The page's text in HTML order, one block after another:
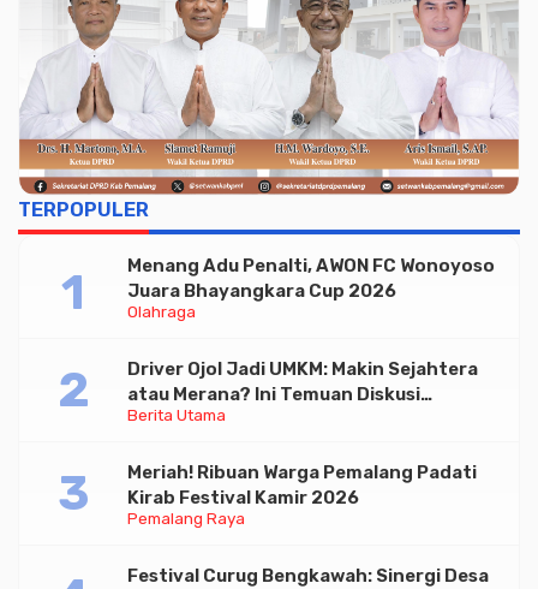
TERPOPULER
Olahraga
Menang Adu Penalti, AWON FC Wonoyoso
Juara Bhayangkara Cup 2026
Berita Utama
Driver Ojol Jadi UMKM: Makin Sejahtera
atau Merana? Ini Temuan Diskusi
Paramadina
Pemalang Raya
Meriah! Ribuan Warga Pemalang Padati
Kirab Festival Kamir 2026
Festival Curug Bengkawah: Sinergi Desa